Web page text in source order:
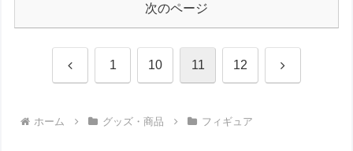
★【ワートリ】今月第241話「遠征選抜試験㊲」第242話「遠征選抜試
★【ワートリ】風間隊3人≒忍田単騎くらいのイメージかな
次のページ
前 1 10 11 12 次
ホーム グッズ・商品 フィギュア